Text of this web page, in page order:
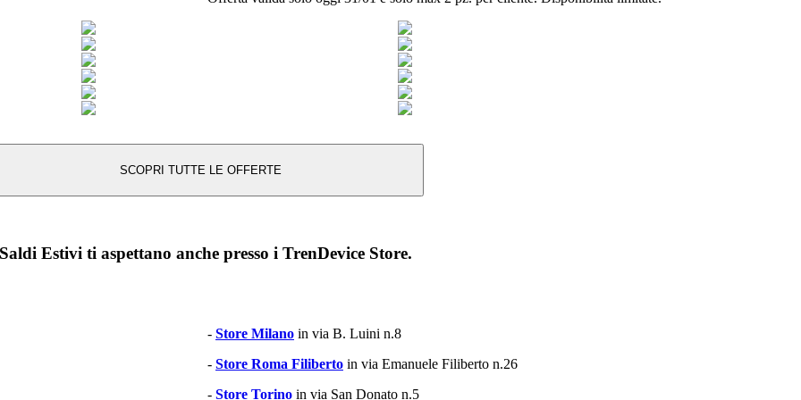
SCOPRI TUTTE LE OFFERTE
Estivi ti aspettano anche presso i TrenDevice Store.
- Store Milano in via B. Luini n.8
- Store Roma Filiberto in via Emanuele Filiberto n.26
- Store Torino in via San Donato n.5